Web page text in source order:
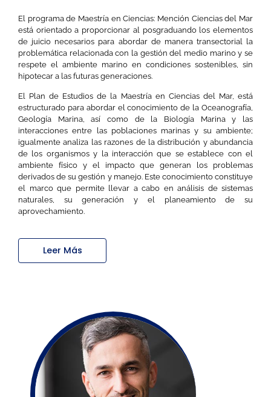
El programa de Maestría en Ciencias: Mención Ciencias del Mar
está orientado a proporcionar al posgraduando los elementos
de juicio necesarios para abordar de manera transectorial la
problemática relacionada con la gestión del medio marino y se
respete el ambiente marino en condiciones sostenibles, sin
hipotecar a las futuras generaciones.
El Plan de Estudios de la Maestría en Ciencias del Mar, está
estructurado para abordar el conocimiento de la Oceanografía,
Geología Marina, así como de la Biología Marina y las
interacciones entre las poblaciones marinas y su ambiente;
igualmente analiza las razones de la distribución y abundancia
de los organismos y la interacción que se establece con el
ambiente físico y el impacto que generan los problemas
derivados de su gestión y manejo. Este conocimiento constituye
el marco que permite llevar a cabo en análisis de sistemas
naturales, su generación y el planeamiento de su
aprovechamiento.
Leer Más